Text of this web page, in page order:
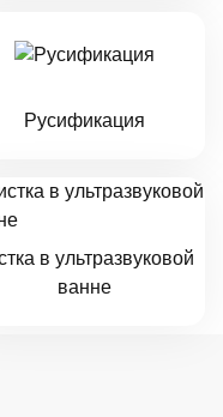
Русификация
в ультразвуковой
ванне